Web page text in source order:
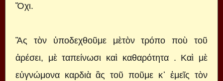
Ὄχι.
Ἂς τὸν ὑποδεχθοῦμε μὲτὸν τρόπο ποὺ τοῦ
ἀρέσει, μὲ ταπείνωσι καὶ καθαρότητα . Καὶ μὲ
εὐγνώμονα καρδιὰ ἂς τοῦ ποῦμε κ᾿ ἐμεῖς τὸν